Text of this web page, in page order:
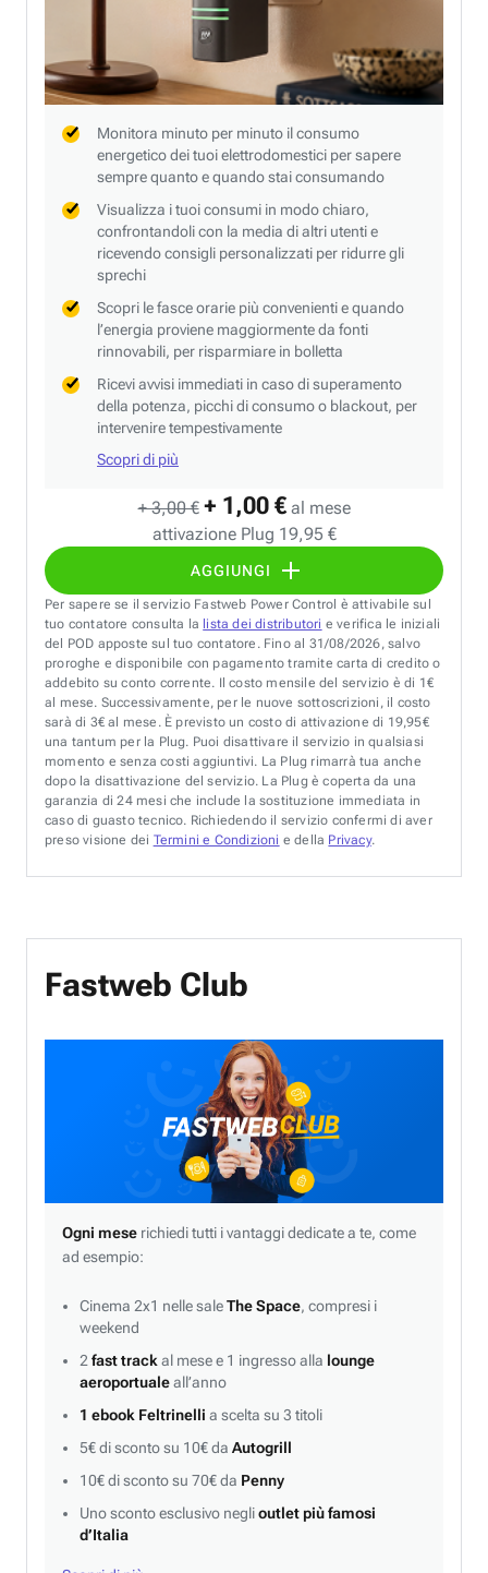
+ 3,00 € + 1,00 € al mese
attivazione Plug 19,95 €
AGGIUNGI
Monitora minuto per minuto il consumo
energetico dei tuoi elettrodomestici per sapere
sempre quanto e quando stai consumando
Visualizza i tuoi consumi in modo chiaro,
confrontandoli con la media di altri utenti e
ricevendo consigli personalizzati per ridurre gli
sprechi
Scopri le fasce orarie più convenienti e quando
l’energia proviene maggiormente da fonti
rinnovabili, per risparmiare in bolletta
Ricevi avvisi immediati in caso di superamento
della potenza, picchi di consumo o blackout, per
intervenire tempestivamente
Scopri di più
Per sapere se il servizio Fastweb Power Control è attivabile sul
tuo contatore consulta la lista dei distributori e verifica le iniziali
del POD apposte sul tuo contatore. Fino al 31/08/2026, salvo
proroghe e disponibile con pagamento tramite carta di credito o
addebito su conto corrente. Il costo mensile del servizio è di 1€
al mese. Successivamente, per le nuove sottoscrizioni, il costo
sarà di 3€ al mese. È previsto un costo di attivazione di 19,95€
una tantum per la Plug. Puoi disattivare il servizio in qualsiasi
momento e senza costi aggiuntivi. La Plug rimarrà tua anche
dopo la disattivazione del servizio. La Plug è coperta da una
garanzia di 24 mesi che include la sostituzione immediata in
caso di guasto tecnico. Richiedendo il servizio confermi di aver
preso visione dei Termini e Condizioni e della Privacy.
Fastweb Club
Ogni mese richiedi tutti i vantaggi dedicate a te, come
ad esempio:
Cinema 2x1 nelle saleThe Space, compresi i
weekend
2 fast track al mese e 1 ingresso alla lounge
aeroportualeall’anno
1 ebook Feltrinelli a scelta su 3 titoli
5€ di sconto su 10€ da Autogrill
10€ di sconto su 70€ da Penny
Uno sconto esclusivo neglioutlet più famosi
d’Italia